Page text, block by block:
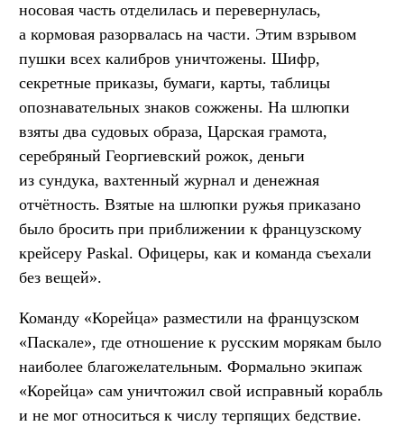
носовая часть отделилась и перевернулась,
а кормовая разорвалась на части. Этим взрывом
пушки всех калибров уничтожены. Шифр,
секретные приказы, бумаги, карты, таблицы
опознавательных знаков сожжены. На шлюпки
взяты два судовых образа, Царская грамота,
серебряный Георгиевский рожок, деньги
из сундука, вахтенный журнал и денежная
отчётность. Взятые на шлюпки ружья приказано
было бросить при приближении к французскому
крейсеру Paskal. Офицеры, как и команда съехали
без вещей».
Команду «Корейца» разместили на французском
«Паскале», где отношение к русским морякам было
наиболее благожелательным. Формально экипаж
«Корейца» сам уничтожил свой исправный корабль
и не мог относиться к числу терпящих бедствие.